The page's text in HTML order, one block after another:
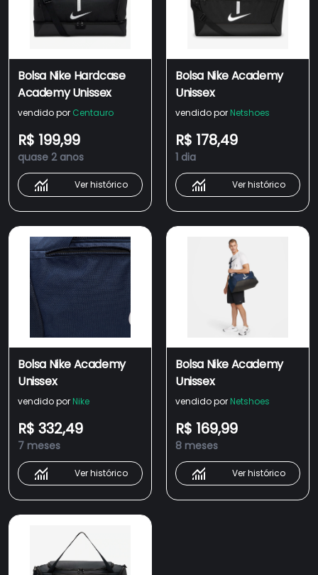
Bolsa Nike Hardcase
Academy Unissex
vendido por Centauro
R$ 199,99
quase 2 anos
Ver histórico
Bolsa Nike Academy
Unissex
vendido por Netshoes
R$ 178,49
1 dia
Ver histórico
Bolsa Nike Academy
Unissex
vendido por Nike
R$ 332,49
7 meses
Ver histórico
Bolsa Nike Academy
Unissex
vendido por Netshoes
R$ 169,99
8 meses
Ver histórico